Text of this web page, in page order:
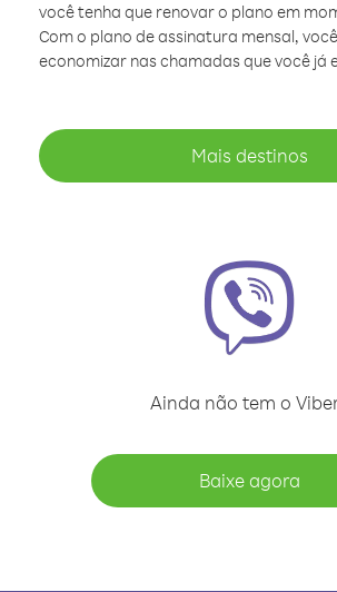
você tenha que renovar o plano em
Com o plano de assinatura mensal,
economizar nas chamadas que você já
Mais destinos
Ainda não tem o
Baixe agora